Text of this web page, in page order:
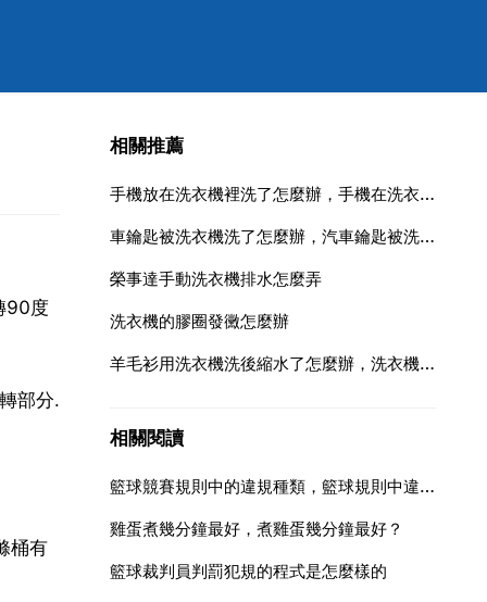
90度
部分.
桶有
相關推薦
手機放在洗衣機裡洗了怎麼辦，手機在洗衣機裡洗了，怎麼辦？
車鑰匙被洗衣機洗了怎麼辦，汽車鑰匙被洗衣機洗了，怎麼辦？
榮事達手動洗衣機排水怎麼弄
洗衣機的膠圈發黴怎麼辦
羊毛衫用洗衣機洗後縮水了怎麼辦，洗衣機把羊毛衣洗縮水了怎麼辦？
相關閱讀
籃球競賽規則中的違規種類，籃球規則中違例的種類及規定
雞蛋煮幾分鐘最好，煮雞蛋幾分鐘最好？
籃球裁判員判罰犯規的程式是怎麼樣的